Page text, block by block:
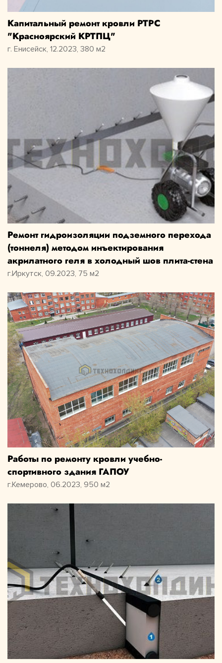
Капитальный ремонт кровли РТРС
"Красноярский КРТПЦ"
г. Енисейск, 12.2023, 380 м2
Ремонт гидроизоляции подземного перехода
(тоннеля) методом инъектирования
акрилатного геля в холодный шов плита-стена
г.Иркутск, 09.2023, 75 м2
Работы по ремонту кровли учебно-
спортивного здания ГАПОУ
г.Кемерово, 06.2023, 950 м2